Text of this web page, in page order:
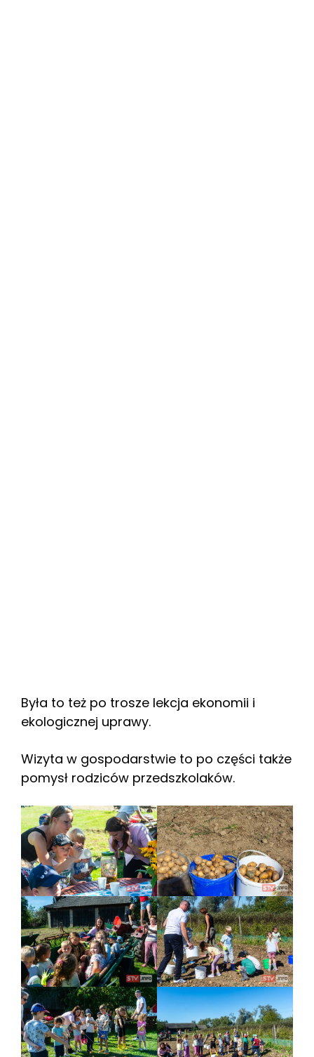
Była to też po trosze lekcja ekonomii i
ekologicznej uprawy.
Wizyta w gospodarstwie to po części także
pomysł rodziców przedszkolaków.